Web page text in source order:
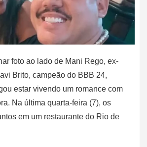
foto ao lado de Mani Rego, ex-
Brito, campeão do BBB 24,
estar vivendo um romance com
Na última quarta-feira (7), os
em um restaurante do Rio de